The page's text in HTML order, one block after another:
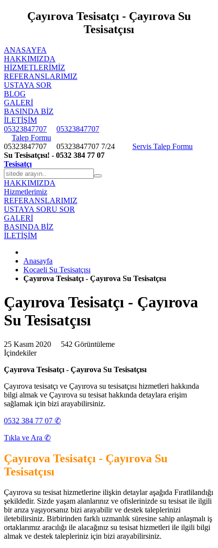
Çayırova Tesisatçı - Çayırova Su
Tesisatçısı
ANASAYFA
HAKKIMIZDA
HIZMETLERIMIZ
REFERANSLARIMIZ
USTAYA SOR
BLOG
GALERİ
BASINDA BİZ
İLETİŞİM
05323847707
05323847707
Talep Formu
05323847707 05323847707 7/24
Servis Talep Formu
Su Tesisatçısı! - 0532 384 77 07
Tesisatçı
HAKKIMIZDA
Hizmetlerimiz
REFERANSLARIMIZ
USTAYA SORU SOR
GALERİ
BASINDA BİZ
İLETİŞİM
Anasayfa
Kocaeli Su Tesisatçısı
Çayırova Tesisatçı - Çayırova Su Tesisatçısı
Çayırova Tesisatçı - Çayırova
Su Tesisatçısı
25 Kasım 2020 542 Görüntüleme
İçindekiler
Çayırova Tesisatçı - Çayırova Su Tesisatçısı
Çayırova tesisatçı ve Çayırova su tesisatçısı hizmetleri hakkında
bilgi almak ve Çayırova su tesisat hakkında detaylara erişim
sağlamak için bizi arayabilirsiniz.
0532 384 77 07 ✆
Tıkla ve Ara ✆
Çayırova Tesisatçı - Çayırova Su
Tesisatçısı
Çayırova su tesisat hizmetlerine ilişkin detaylar aşağıda Fıratlilandığı
şekildedir. Sizde yaşam alanlarınız ve ofislerinizde su tesisat ile ilgili
bir arıza yaşıyorsanız bizi arayabilir ve destek taleplerinizi
iletebilirsiniz. Birbirinden farklı uzmanlık süresine sahip anlaşmalı iş
ortaklarımız aracılığı ile alacağınız su tesisat hizmetleri ile ilgili bilgi
almak ve destek talepleriniz için bizi arayabilirsiniz.